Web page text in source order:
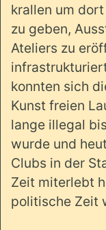
krallen um
zu geben,
Ateliers zu
konnten sich
Kunst freien
lange illegal
wurde und
Clubs in der
Zeit miterlebt
politische Zeit